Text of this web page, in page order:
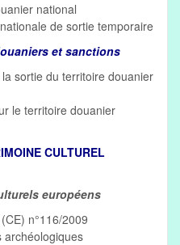
national
de sortie temporaire
et sanctions
sortie du territoire douanier
le territoire douanier
CULTUREL
européens
n°116/2009
archéologiques